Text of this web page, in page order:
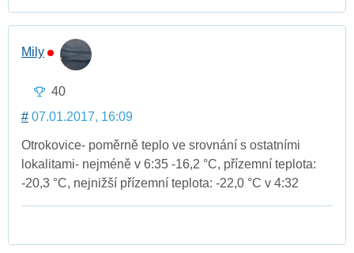
Mily
40
# 07.01.2017, 16:09
Otrokovice- poměrně teplo ve srovnání s ostatními
lokalitami- nejméně v 6:35 -16,2 °C, přízemní teplota:
-20,3 °C, nejnižší přízemní teplota: -22,0 °C v 4:32